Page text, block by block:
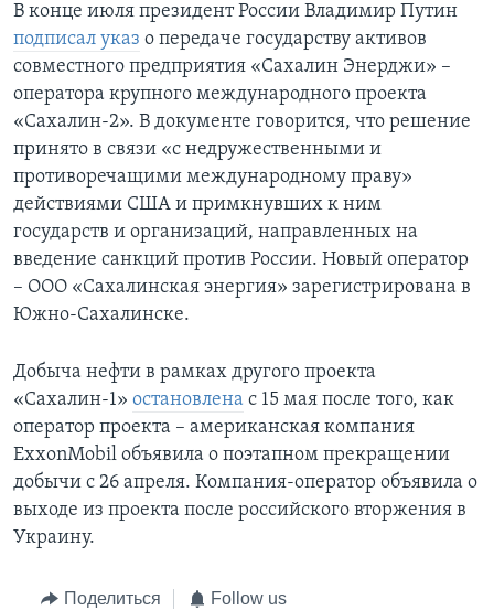
В конце июля президент России Владимир Путин
подписал указ о передаче государству активов
совместного предприятия «Сахалин Энерджи» –
оператора крупного международного проекта
«Сахалин-2». В документе говорится, что решение
принято в связи «с недружественными и
противоречащими международному праву»
действиями США и примкнувших к ним
государств и организаций, направленных на
введение санкций против России. Новый оператор
– ООО «Сахалинская энергия» зарегистрирована в
Южно-Сахалинске.
Добыча нефти в рамках другого проекта
«Сахалин-1» остановлена с 15 мая после того, как
оператор проекта – американская компания
ExxonMobil объявила о поэтапном прекращении
добычи с 26 апреля. Компания-оператор объявила о
выходе из проекта после российского вторжения в
Украину.
Поделиться Follow us